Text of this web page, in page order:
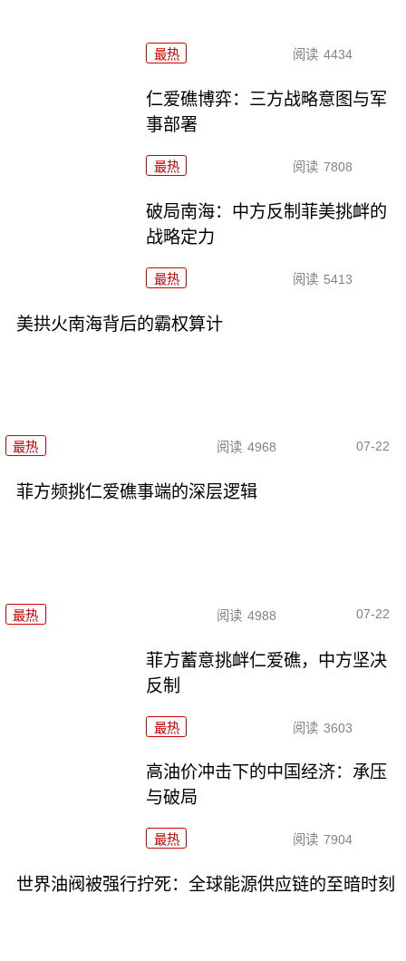
最热 阅读 4434
仁爱礁博弈：三方战略意图与军
事部署
最热 阅读 7808
破局南海：中方反制菲美挑衅的
战略定力
最热 阅读 5413
美拱火南海背后的霸权算计
最热 阅读 4968 07-22
菲方频挑仁爱礁事端的深层逻辑
最热 阅读 4988 07-22
菲方蓄意挑衅仁爱礁，中方坚决
反制
最热 阅读 3603
高油价冲击下的中国经济：承压
与破局
最热 阅读 7904
世界油阀被强行拧死：全球能源供应链的至暗时刻